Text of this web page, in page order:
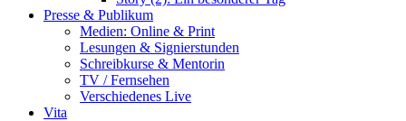
Presse & Publikum
Medien: Online & Print
Lesungen & Signierstunden
Schreibkurse & Mentorin
TV / Fernsehen
Verschiedenes Live
Vita